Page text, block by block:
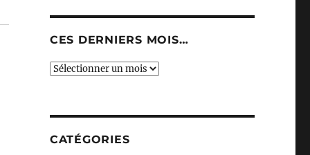
CES DERNIERS MOIS…
Ces
CATÉGORIES